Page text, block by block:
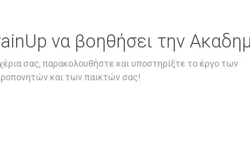
να βοηθήσει την
σας, παρακολουθήστε και υποστηρίξτε το έργο των
και των παικτών σας!